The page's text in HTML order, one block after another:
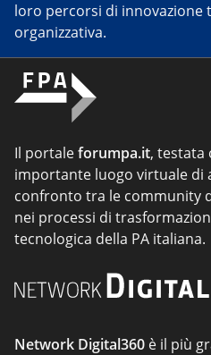
loro percorsi di innovazione
organizzativa.
Il portaleforumpa.it, testata
importante luogo virtuale di
confronto tra le community
nei processi di
tecnologica della PA italiana.
Network Digital360 è il più